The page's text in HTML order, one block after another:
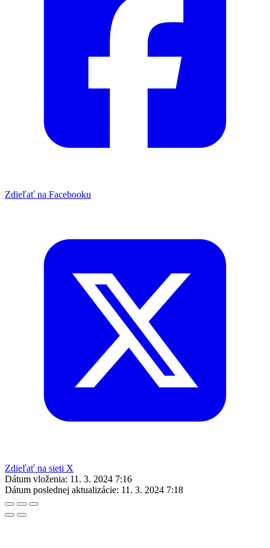
Zdieľať na Facebooku
Zdieľať na sieti X
Dátum vloženia: 11. 3. 2024 7:16
Dátum poslednej aktualizácie: 11. 3. 2024 7:18